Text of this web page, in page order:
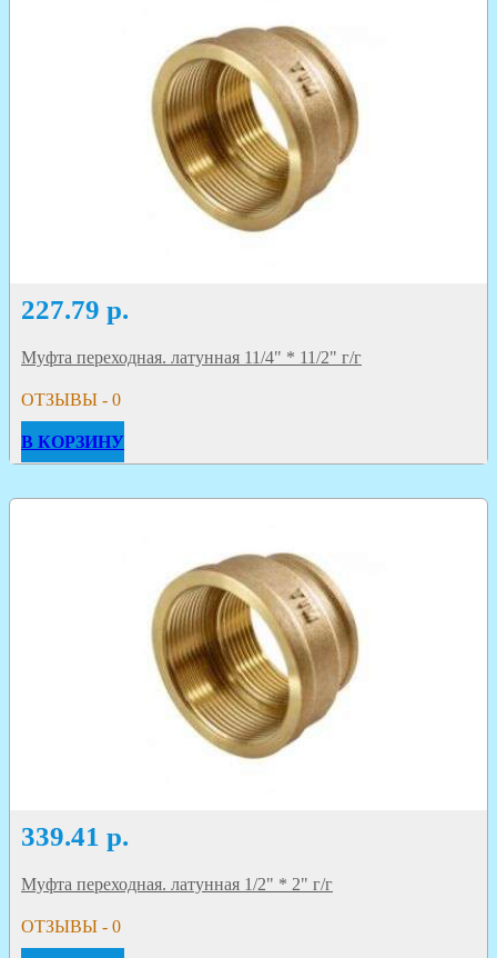
227.79 р.
Муфта переходная. латунная 11/4" * 11/2" г/г
ОТЗЫВЫ - 0
В КОРЗИНУ
339.41 р.
Муфта переходная. латунная 1/2" * 2" г/г
ОТЗЫВЫ - 0